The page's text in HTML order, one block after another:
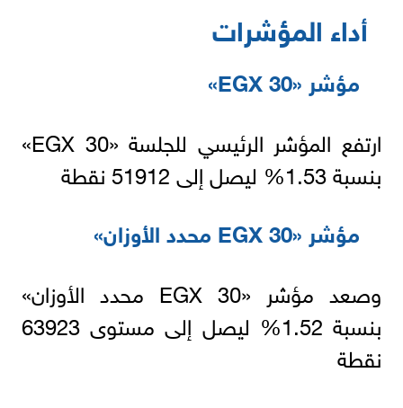
أداء المؤشرات
مؤشر «EGX 30»
ارتفع المؤشر الرئيسي للجلسة «EGX 30»
بنسبة 1.53% ليصل إلى 51912 نقطة
مؤشر «EGX 30 محدد الأوزان»
وصعد مؤشر «EGX 30 محدد الأوزان»
بنسبة 1.52% ليصل إلى مستوى 63923
نقطة